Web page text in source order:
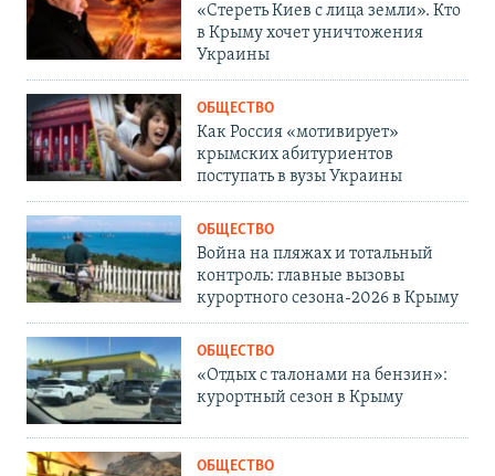
«Стереть Киев с лица земли». Кто
в Крыму хочет уничтожения
Украины
ОБЩЕСТВО
Как Россия «мотивирует»
крымских абитуриентов
поступать в вузы Украины
ОБЩЕСТВО
Война на пляжах и тотальный
контроль: главные вызовы
курортного сезона-2026 в Крыму
ОБЩЕСТВО
«Отдых с талонами на бензин»:
курортный сезон в Крыму
ОБЩЕСТВО